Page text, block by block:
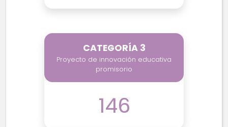
CATEGORÍA 3
Proyecto de innovación educativa
promisorio
146